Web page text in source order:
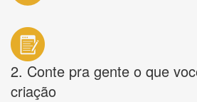
2. Conte pra gente o que
criação